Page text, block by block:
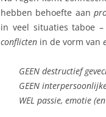
hebben behoefte aan
in veel situaties taboe
conflicten in de vorm van
GEEN destructief
GEEN
WEL passie, emotie